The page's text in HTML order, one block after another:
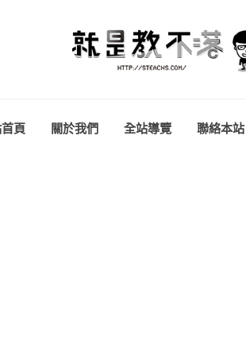
頁 關於我們 全站導覽 聯絡本站